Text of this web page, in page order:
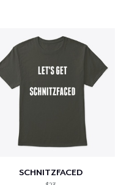
SCHNITZFACED